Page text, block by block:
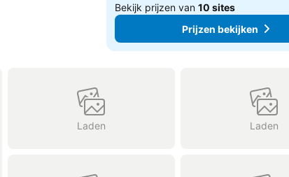
Bekijk prijzen van10 sites
Prijzen bekijken
Laden Laden